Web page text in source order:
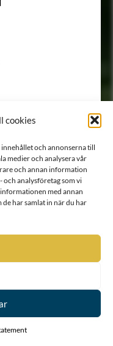
cookies
och annonserna till
medier och analysera vår
och annan information
och analysföretag som vi
med annan
har samlat in när du har